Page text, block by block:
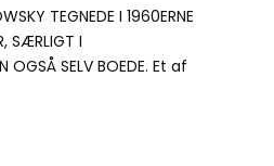
TEGNEDE I 1960ERNE
SÆRLIGT I
OGSÅ SELV BOEDE. Et af